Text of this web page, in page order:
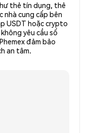
thẻ tín dụng, thẻ
nhà cung cấp bên
USDT hoặc crypto
yêu cầu số
đảm bảo
an tâm.